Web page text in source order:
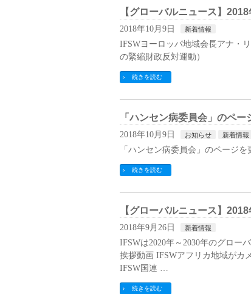
【グローバルニュース】
2018年10月9日 新着情報
IFSWヨーロッパ地域会長アナ・
の緊縮財政反対運動）
続きを読む
「ハンセン病委員会」のペー
2018年10月9日 お知らせ 新着情報
「ハンセン病委員会」のページ
続きを読む
【グローバルニュース】
2018年9月26日 新着情報
IFSWは2020年～2030年のグロー
挨拶動画 IFSWアフリカ地域がカ
IFSW国連 …
続きを読む